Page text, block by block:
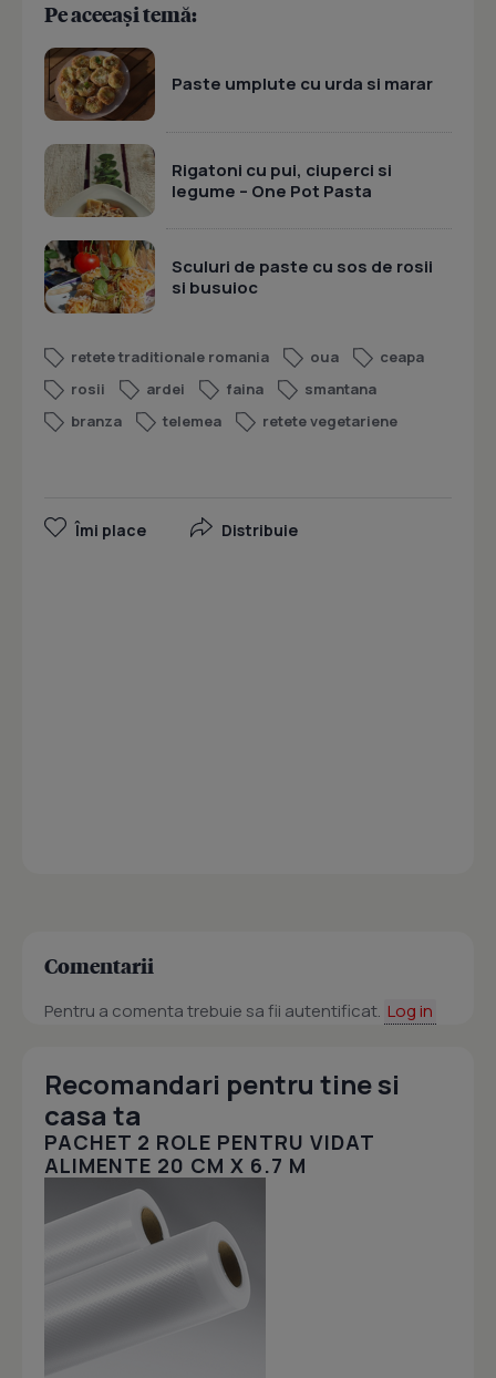
Pe aceeași temă:
Paste umplute cu urda si marar
Rigatoni cu pui, ciuperci si
legume – One Pot Pasta
Sculuri de paste cu sos de rosii
si busuioc
retete traditionale romania oua
ceapa
rosii
ardei faina
smantana
branza
telemea retete vegetariene
Îmi place Distribuie
Comentarii
Pentru a comenta trebuie sa fii autentificat. Log in
Recomandari pentru tine si
casa ta
PACHET 2 ROLE PENTRU VIDAT
ALIMENTE 20 CM X 6.7 M